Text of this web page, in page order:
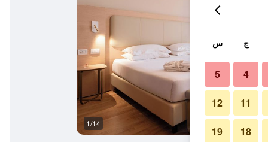
1/14
ج س
4
5
11
12
18
19